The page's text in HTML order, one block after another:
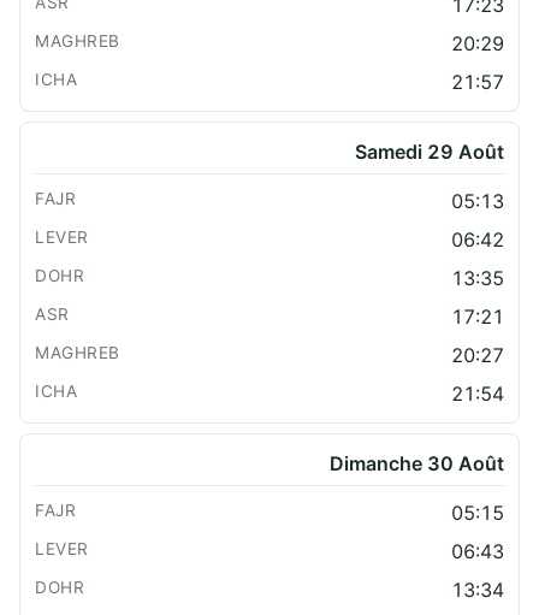
17:23
20:29
21:57
Samedi 29 Août
05:13
06:42
13:35
17:21
20:27
21:54
Dimanche 30 Août
05:15
06:43
13:34